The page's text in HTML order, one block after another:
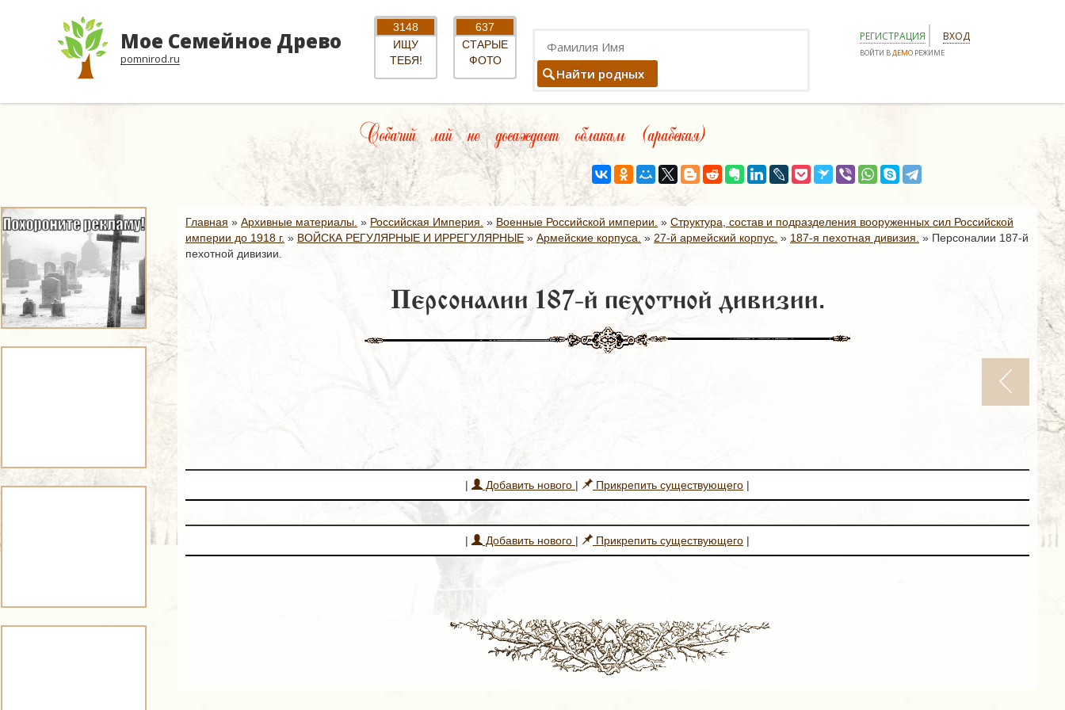
Мое Семейное Древо
pomnirod.ru
3148
ИЩУ
ТЕБЯ!
637
СТАРЫЕ
ФОТО
Найти родных
РЕГИСТРАЦИЯ ВХОД
ВОЙТИ ВДЕМО РЕЖИМЕ
Собачий лай не досаждает облакам (арабская)
Главная » Архивные материалы. » Российская Империя. » Военные Российской империи. » Структура, состав и подразделения вооруженных сил Российской
империи до 1918 г. » ВОЙСКА РЕГУЛЯРНЫЕ И ИРРЕГУЛЯРНЫЕ » Армейские корпуса. » 27-й армейский корпус. » 187-я пехотная дивизия. » Персоналии 187-й
пехотной дивизии.
Персоналии 187-й пехотной дивизии.
| Добавить нового | Прикрепить существующего |
| Добавить нового | Прикрепить существующего |